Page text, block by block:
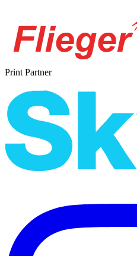
Print Partner